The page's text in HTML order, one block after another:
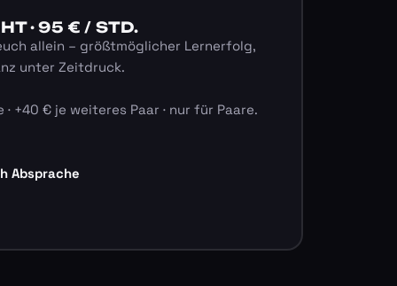
· 95 € / STD.
allein – größtmöglicher Lernerfolg,
unter Zeitdruck.
+40 € je weiteres Paar · nur für Paare.
Absprache